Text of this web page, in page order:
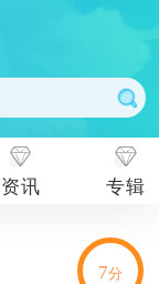
资讯 专辑
7分